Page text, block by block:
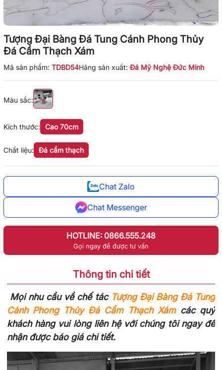
Tượng Đại Bàng Đá Tung Cánh Phong Thủy
Đá Cẩm Thạch Xám
Mã sản phẩm: TDBD54Hãng sản xuất: Đá Mỹ Nghệ Đức Minh
Kích thước: Cao 70cm
Màu sắc:
Chất liệu: Đá cẩm thạch
Chat Zalo
Chat Messenger
HOTLINE: 0866.555.248
Gọi ngay để được tư vấn
Thông tin chi tiết
Mọi nhu cầu về chế tác Tượng Đại Bàng Đá Tung
Cánh Phong Thủy Đá Cẩm Thạch Xám các quý
khách hàng vui lòng liên hệ với chúng tôi ngay để
nhận được báo giá chi tiết.